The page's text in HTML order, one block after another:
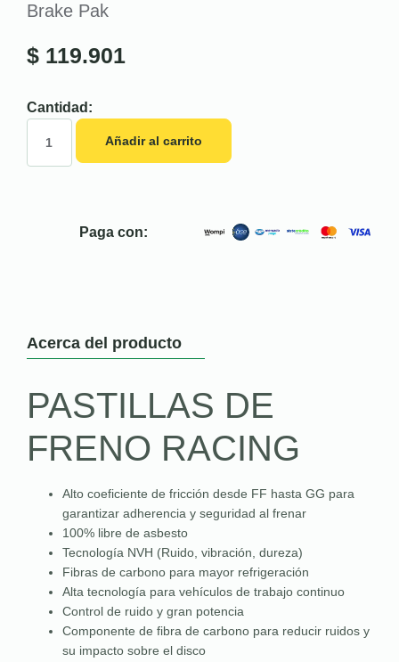
Brake Pak
$ 119.901
Cantidad:
Añadir al carrito
Paga con:
Acerca del producto
PASTILLAS DE
FRENO RACING
Alto coeficiente de fricción desde FF hasta GG para
garantizar adherencia y seguridad al frenar
100% libre de asbesto
Tecnología NVH (Ruido, vibración, dureza)
Fibras de carbono para mayor refrigeración
Alta tecnología para vehículos de trabajo continuo
Control de ruido y gran potencia
Componente de fibra de carbono para reducir ruidos y
su impacto sobre el disco